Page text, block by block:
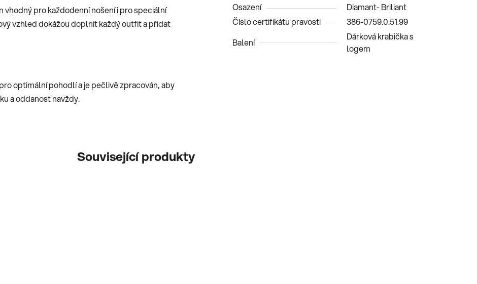
pro každodenní nošení i pro speciální
vzhled dokážou doplnit každý outfit a přidat
optimální pohodlí a je pečlivě zpracován, aby
a oddanost navždy.
Osazení
Diamant- Briliant
Číslo certifikátu pravosti
386-0759.0.51.99
Balení
Dárková krabička s
logem
Související produkty